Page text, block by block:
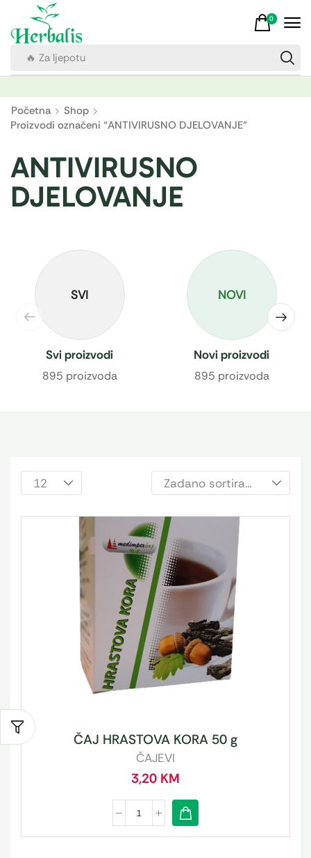
🔥 Za ljepotu
0
Početna
Shop
Proizvodi označeni “ANTIVIRUSNO DJELOVANJE”
ANTIVIRUSNO
DJELOVANJE
SVI
Svi proizvodi
895 proizvoda
NOVI
Novi proizvodi
895 proizvoda
ČAJ HRASTOVA KORA 50 g
ČAJEVI
3,20 KM